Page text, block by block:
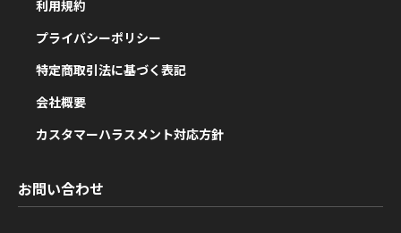
利用規約
プライバシーポリシー
特定商取引法に基づく表記
会社概要
カスタマーハラスメント対応方針
お問い合わせ